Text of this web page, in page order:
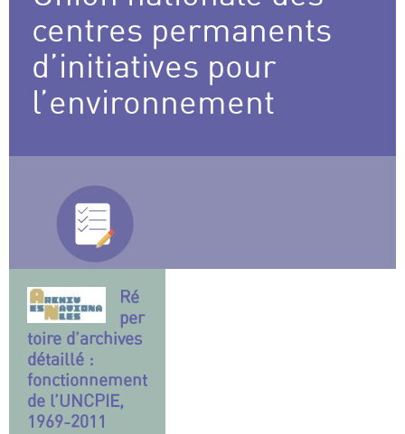
centres permanents
d’initiatives pour
l’environnement
Ré
per
toire d’archives
détaillé :
fonctionnement
de l’UNCPIE,
1969-2011